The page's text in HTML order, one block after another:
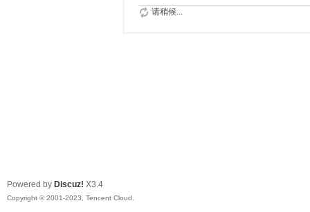
请稍候...
Powered by Discuz! X3.4
Copyright © 2001-2023, Tencent Cloud.